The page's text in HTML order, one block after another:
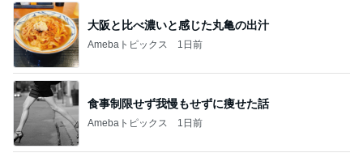
ない世界をご
紹介していま
す。
大阪と比べ濃いと感じた丸亀の出汁
Amebaトピックス 1日前
食事制限せず我慢もせずに痩せた話
Amebaトピックス 1日前